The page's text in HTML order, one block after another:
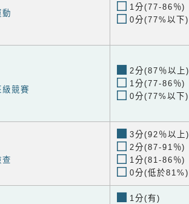
動
1分(77-86％)
0分(77%以下)
競賽
2分(87％以上)
1分(77-86％)
0分(77%以下)
查
3分(92％以上)
2分(87-91％)
1分(81-86％)
0分(低於81%)
1分(有)